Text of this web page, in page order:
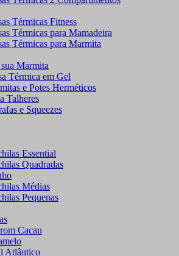
Térmicas Fitness
Térmicas para Mamadeira
Térmicas para Marmita
Marmita
Térmica em Gel
e Potes Herméticos
Talheres
e Squeezes
Essential
Quadradas
Médias
Pequenas
Cacau
Atlântico